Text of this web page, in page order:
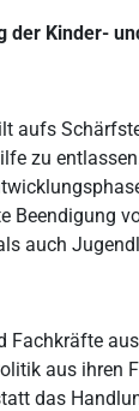
der Kinder-
aufs
zu
Beendigung
auch
Fachkräfte
aus
das